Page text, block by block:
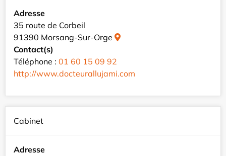
Adresse
35 route de Corbeil
91390 Morsang-Sur-Orge
Contact(s)
Téléphone : 01 60 15 09 92
http://www.docteurallujami.com
Cabinet
Adresse